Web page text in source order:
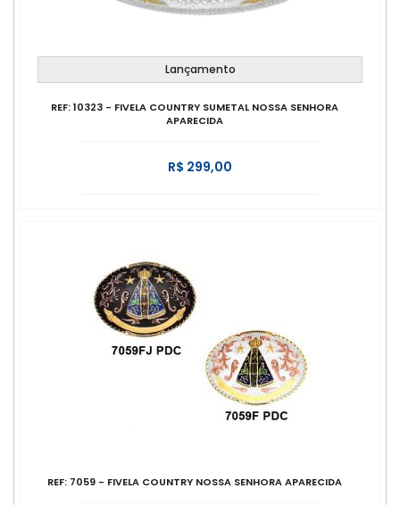
Lançamento
REF: 10323 - FIVELA COUNTRY SUMETAL NOSSA SENHORA
APARECIDA
R$ 299,00
REF: 7059 - FIVELA COUNTRY NOSSA SENHORA APARECIDA